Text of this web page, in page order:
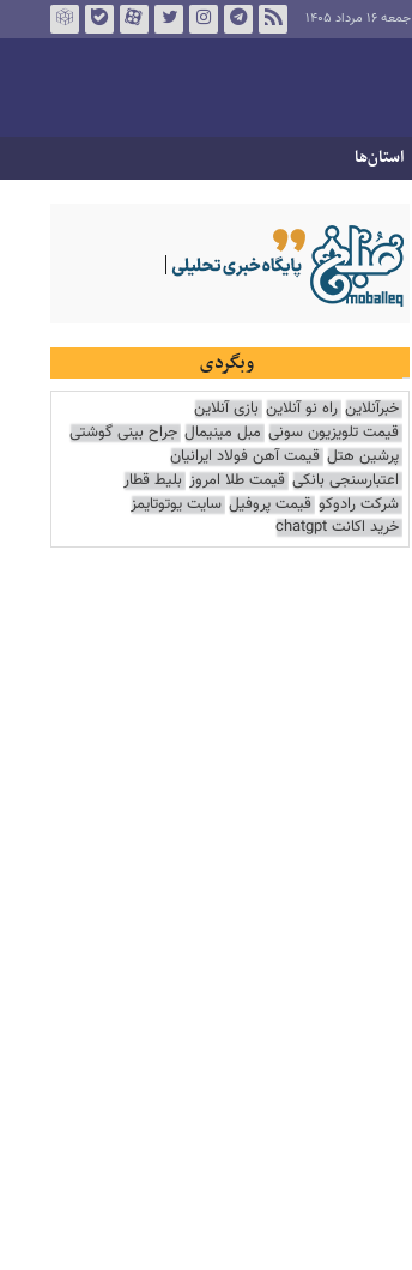
جمعه ۱۶ مرداد ۱۴۰۵
استان‌ها
وبگردی
خبرآنلاین راه نو آنلاین بازی آنلاین
قیمت تلویزیون سونی مبل مینیمال جراح بینی گوشتی
پرشین هتل قیمت آهن فولاد ایرانیان
اعتبارسنجی بانکی قیمت طلا امروز بلیط قطار
شرکت رادوکو قیمت پروفیل سایت یوتوتایمز
خرید اکانت chatgpt